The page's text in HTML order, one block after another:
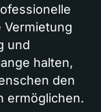
Vermietung
und
halten,
den
ermöglichen.